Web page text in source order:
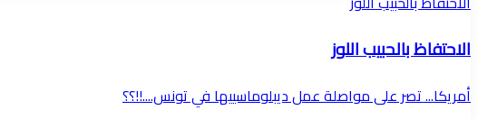
الاحتفاظ بالحبيب اللوز
أمريكا... تصر على مواصلة عمل ديبلوماسييها في تونس....!!؟؟